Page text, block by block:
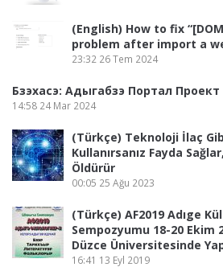
(English) How to fix
problem after import a
23:32 26 Tem 2024
Бзэхасэ: Адыгабзэ Портал Проект
14:58 24 Mar 2024
(Türkçe) Teknoloji İlaç
Kullanırsanız Fayda
Öldürür
00:05 25 Ağu 2023
(Türkçe) AF2019 Adıge
Sempozyumu 18-20 Ekim
Düzce Üniversitesinde
16:41 13 Eyl 2019